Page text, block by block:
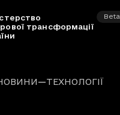
трансформації
Beta
—ТЕХНОЛОГІЇ